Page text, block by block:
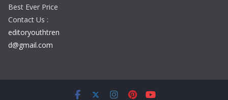
Best Ever Price
Contact Us :
editoryouthtren
d@gmail.com